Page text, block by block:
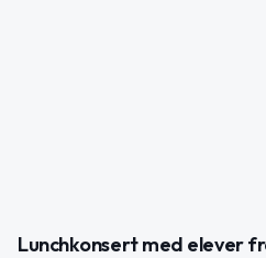
Lunchkonsert med elever